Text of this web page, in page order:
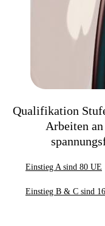
Qualifikation
Arbeiten
Einstieg A sind 80 UE
Einstieg B & C sind